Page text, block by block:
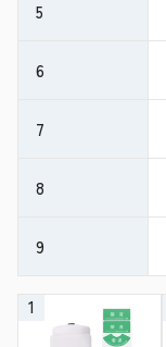
5
6
7
8
9
1